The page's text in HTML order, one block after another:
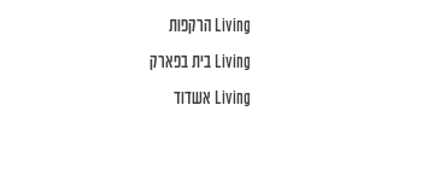
Living הרקפות
Living בית בפארק
Living אשדוד